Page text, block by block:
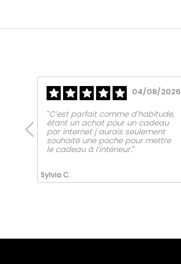
Sylvia C.
04/08/2026
‟C’est parfait comme d’habitude,
étant un achat pour un cadeau
par internet j aurais seulement
souhaité une poche pour mettre
le cadeau à l’intérieur.ˮ